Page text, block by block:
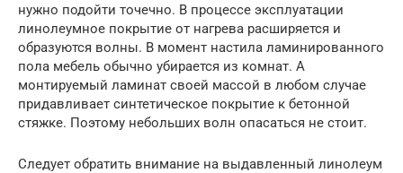
нужно подойти точечно. В процессе эксплуатации
линолеумное покрытие от нагрева расширяется и
образуются волны. В момент настила ламинированного
пола мебель обычно убирается из комнат. А
монтируемый ламинат своей массой в любом случае
придавливает синтетическое покрытие к бетонной
стяжке. Поэтому небольших волн опасаться не стоит.
Следует обратить внимание на выдавленный линолеум